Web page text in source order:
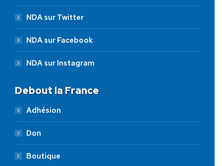
NDA sur Twitter
NDA sur Facebook
NDA sur Instagram
Debout la France
Adhésion
Don
Boutique